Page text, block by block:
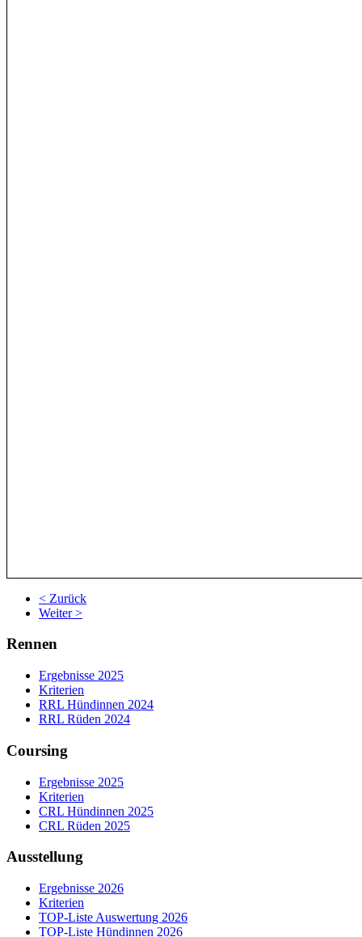
< Zurück
Weiter >
Rennen
Ergebnisse 2025
Kriterien
RRL Hündinnen 2024
RRL Rüden 2024
Coursing
Ergebnisse 2025
Kriterien
CRL Hündinnen 2025
CRL Rüden 2025
Ausstellung
Ergebnisse 2026
Kriterien
TOP-Liste Auswertung 2026
TOP-Liste Hündinnen 2026